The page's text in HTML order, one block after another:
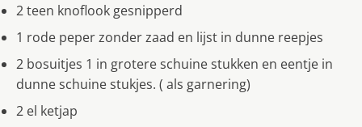
2 teen knoflook gesnipperd
1 rode peper zonder zaad en lijst in dunne reepjes
2 bosuitjes 1 in grotere schuine stukken en eentje in
dunne schuine stukjes. ( als garnering)
2 el ketjap